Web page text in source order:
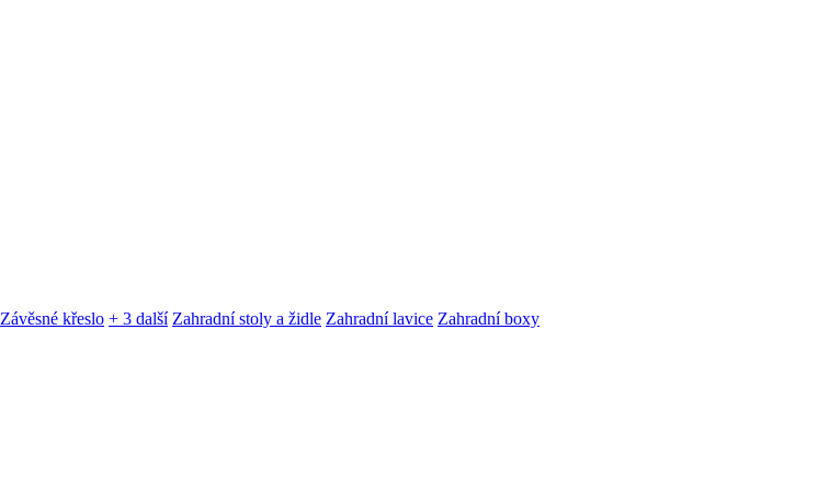
Závěsné křeslo + 3 další Zahradní stoly a židle Zahradní lavice Zahradní boxy